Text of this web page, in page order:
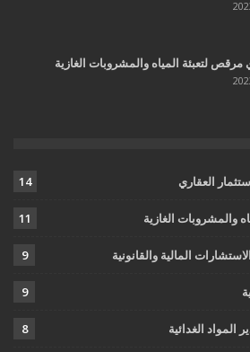
لتعبئة المياه والمشروبات الغازية
العقاري 14
والمشروبات الغازية 11
المالية والقانونية 9
9
الغدائية 8